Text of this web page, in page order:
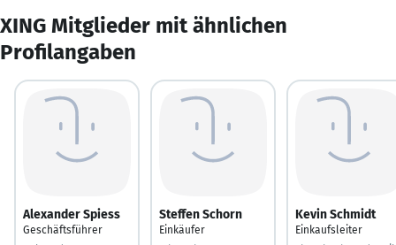
XING Mitglieder mit ähnlichen
Profilangaben
Alexander Spiess
Geschäftsführer
Steffen Schorn
Einkäufer
Kevin Schmidt
Einkaufsleiter